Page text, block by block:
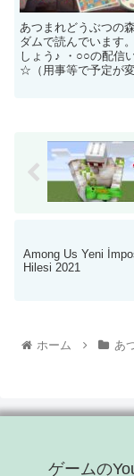
あつまれどうぶつ
ダムで読んでいます
しょう♪ ・○○の配信
☆（用事等で予定が
Among Us Yeni
Hilesi 2021
ホーム あ
ゲームの